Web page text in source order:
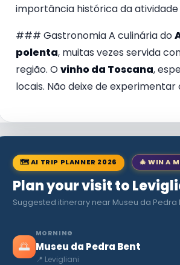
importância histórica da
### Gastronomia A culinária do
polenta, muitas vezes servida
região. Ovinho da Toscana,
locais. Não deixe de experimentar
🗺 AI TRIP PLANNER 2026 🎄 WIN A
Plan your visit to
Suggested itinerary near Museu da Pedra
🌅
MORNING
Museu da Pedra Bent
📍 Levigliani